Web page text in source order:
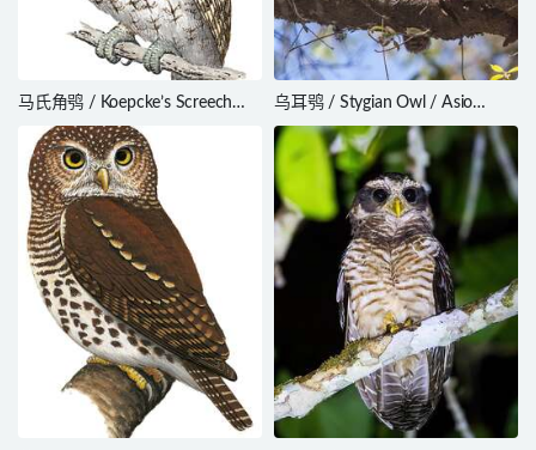
马氏角鸮 / Koepcke’s Screech
Owl / Megascops koepckeae
乌耳鸮 / Stygian Owl / Asio
stygius